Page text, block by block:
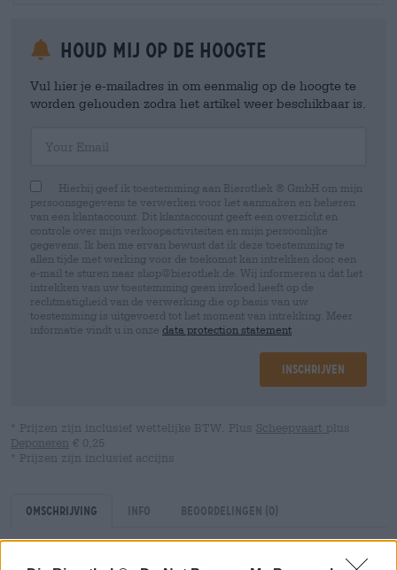
Houd mij op de hoogte
Vul hier je e-mailadres in om eenmalig op de hoogte te
worden gehouden zodra het artikel weer beschikbaar is.
Hierbij geef ik toestemming aan Bierothek ® GmbH om mijn
persoonsgegevens te verwerken voor het aanmaken en beheren
van een klantaccount. Dit klantaccount geeft een overzicht en
controle over mijn verkoopactiviteiten en mijn persoonlijke
gegevens. Ik ben me ervan bewust dat ik deze toestemming te
allen tijde met werking voor de toekomst kan intrekken door een
e-mail te sturen naar shop@bierothek.de. Wij informeren u dat het
intrekken van uw toestemming geen invloed heeft op de
rechtmatigheid van de verwerking die op basis van uw
toestemming is uitgevoerd tot het moment van intrekking. Meer
informatie vindt u in onze data protection statement
Inschrijven
* Prijzen zijn inclusief wettelijke BTW. Plus Scheepvaart plus
Deponeren € 0,25
* Prijzen zijn inclusief accijns
Omschrijving Info Beoordelingen (0)